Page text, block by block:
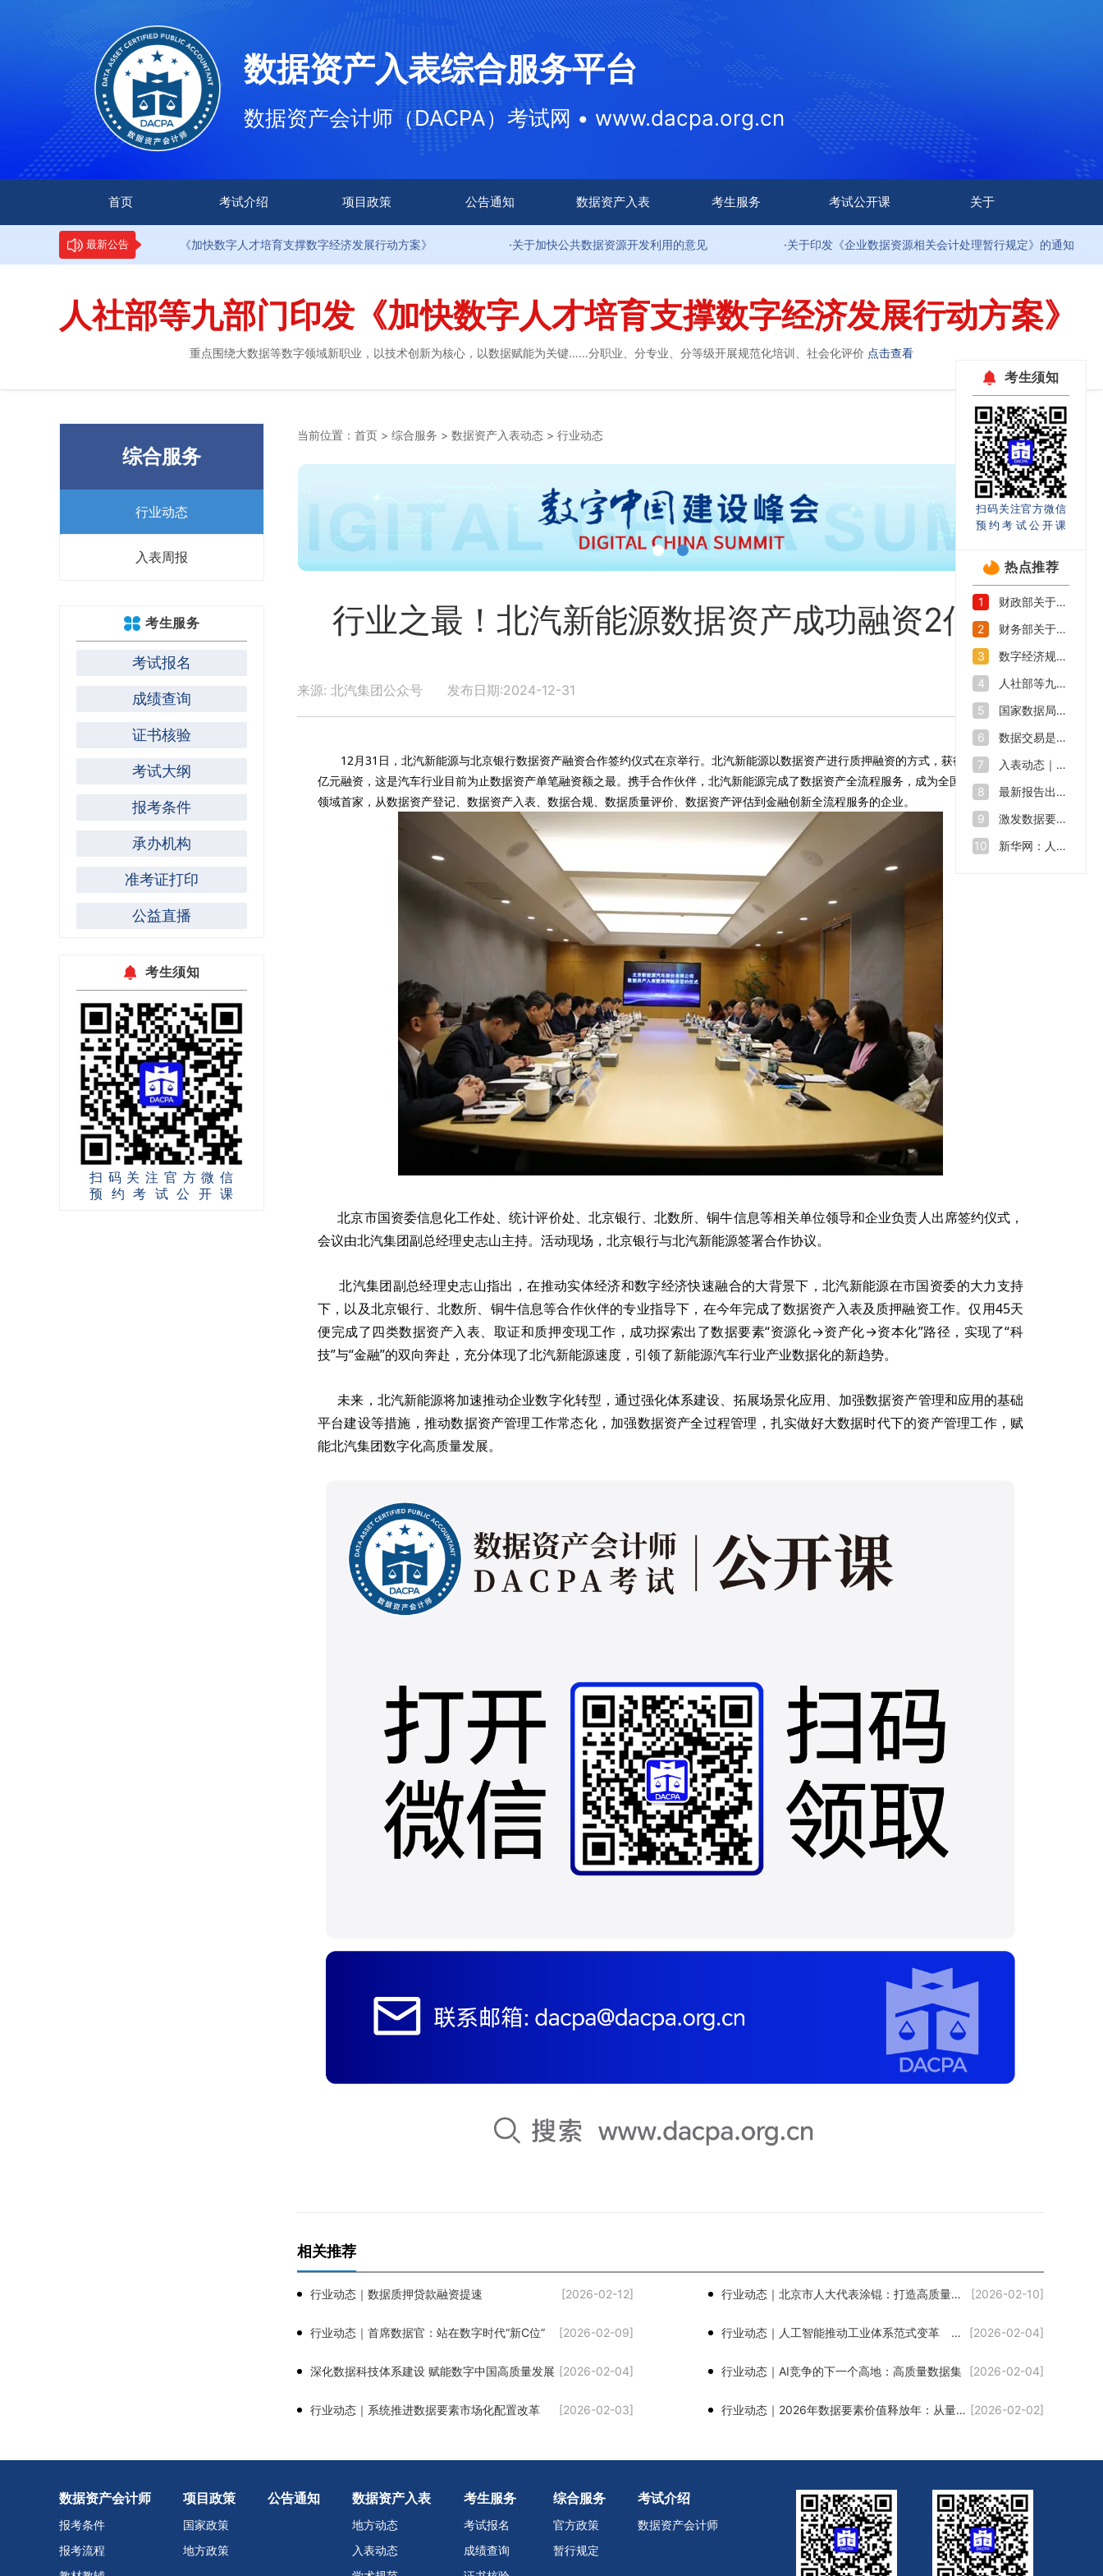
数据资产入表综合服务平台
数据资产会计师（DACPA）考试网 • www.dacpa.org.cn
首页 考试介绍 项目政策 公告通知 数据资产入表 考生服务 考试公开课 关于
最新公告
·9部门印发《加快数字人才培育支撑数字经济发展行动方案》 ·关于加快公共数据资源开发利用的意见 ·关于印发《企业数据资源相关会计处理暂行规定》的通知
人社部等九部门印发《加快数字人才培育支撑数字经济发展行动方案》
重点围绕大数据等数字领域新职业，以技术创新为核心，以数据赋能为关键……分职业、分专业、分等级开展规范化培训、社会化评价 点击查看
考生须知
扫码关注官方微信
预约考试公开课
热点推荐
1
财政部关于印发《企业数据资源相关会计处理暂行规定》的通知
2
财务部关于印发《关于加强数据资产管理的指导意见》的通知
3
数字经济规模持续扩大 如何抓好数字人才培养机遇期
4
人社部等九部门印发《加快数字人才培育支撑数字经济发展行动方案》
5
国家数据局等部门关于促进企业数据资源开发利用的意见
6
数据交易是什么？如何让“沉睡”的数据资源“活”起来
7
入表动态｜数据也能拿来融资 全球数源中心南沙启用
8
最新报告出炉！2023年我国数据生产总量达32.85ZB
9
激发数据要素价值 助力数字中国建设——第七届数字中国建设峰会开幕
10
新华网：人才缺口在2500万至3000万，中国数字人才培育行动方案出炉
综合服务
行业动态
入表周报
考生服务
考试报名
成绩查询
证书核验
考试大纲
报考条件
承办机构
准考证打印
公益直播
考生须知
扫码关注官方微信
预约考试公开课
当前位置： 首页 > 综合服务 > 数据资产入表动态 > 行业动态
行业之最！北汽新能源数据资产成功融资2亿元
来源: 北汽集团公众号 发布日期:2024-12-31
12月31日，北汽新能源与北京银行数据资产融资合作签约仪式在京举行。北汽新能源以数据资产进行质押融资的方式，获得北京银行2
亿元融资，这是汽车行业目前为止数据资产单笔融资额之最。携手合作伙伴，北汽新能源完成了数据资产全流程服务，成为全国新能源汽车
领域首家，从数据资产登记、数据资产入表、数据合规、数据质量评价、数据资产评估到金融创新全流程服务的企业。
北京市国资委信息化工作处、统计评价处、北京银行、北数所、铜牛信息等相关单位领导和企业负责人出席签约仪式，
会议由北汽集团副总经理史志山主持。活动现场，北京银行与北汽新能源签署合作协议。
北汽集团副总经理史志山指出，在推动实体经济和数字经济快速融合的大背景下，北汽新能源在市国资委的大力支持
下，以及北京银行、北数所、铜牛信息等合作伙伴的专业指导下，在今年完成了数据资产入表及质押融资工作。仅用45天
便完成了四类数据资产入表、取证和质押变现工作，成功探索出了数据要素“资源化→资产化→资本化”路径，实现了“科
技”与“金融”的双向奔赴，充分体现了北汽新能源速度，引领了新能源汽车行业产业数据化的新趋势。
未来，北汽新能源将加速推动企业数字化转型，通过强化体系建设、拓展场景化应用、加强数据资产管理和应用的基础
平台建设等措施，推动数据资产管理工作常态化，加强数据资产全过程管理，扎实做好大数据时代下的资产管理工作，赋
能北汽集团数字化高质量发展。
相关推荐
行业动态｜数据质押贷款融资提速 [2026-02-12] 行业动态｜北京市人大代表涂锟：打造高质量数据是更好发展AI的前提 [2026-02-10]
行业动态｜首席数据官：站在数字时代“新C位” [2026-02-09] 行业动态｜人工智能推动工业体系范式变革 加快形成新质生产力 [2026-02-04]
深化数据科技体系建设 赋能数字中国高质量发展 [2026-02-04] 行业动态｜AI竞争的下一个高地：高质量数据集 [2026-02-04]
行业动态｜系统推进数据要素市场化配置改革 [2026-02-03] 行业动态｜2026年数据要素价值释放年：从量变到质变，千亿级蓝海初现雏形 [2026-02-02]
数据资产会计师
报考条件
报考流程
项目政策
国家政策
地方政策
公告通知 数据资产入表
地方动态
入表动态
考生服务
考试报名
成绩查询
综合服务
官方政策
暂行规定
考试介绍
数据资产会计师